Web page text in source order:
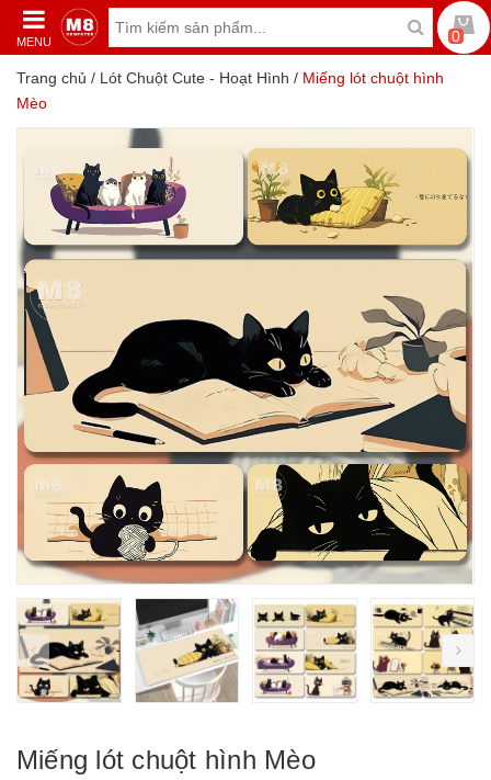
MENU 0
Trang chủ / Lót Chuột Cute - Hoạt Hình / Miếng lót chuột hình
Mèo
prev
Miếng lót chuột hình Mèo